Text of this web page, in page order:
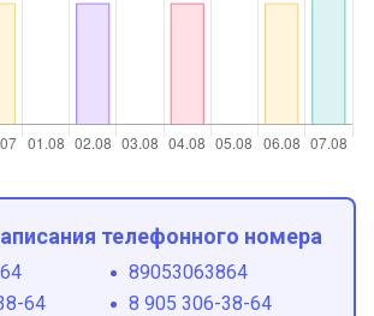
телефонного номера
89053063864
64
8 905 306-38-64